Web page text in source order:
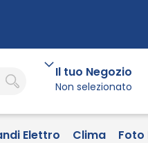
Il tuo Negozio
Non selezionato
Elettro Clima Foto